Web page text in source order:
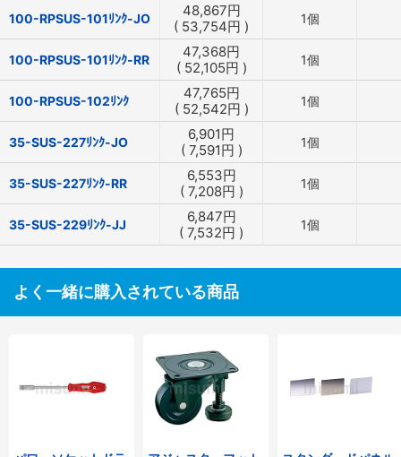
100-RPSUS-101ﾘﾝｸ-JO 48,867円
( 53,754円 ) 1個
100-RPSUS-101ﾘﾝｸ-RR 47,368円
( 52,105円 ) 1個
100-RPSUS-102ﾘﾝｸ 47,765円
( 52,542円 ) 1個
35-SUS-227ﾘﾝｸ-JO 6,901円
( 7,591円 ) 1個
35-SUS-227ﾘﾝｸ-RR 6,553円
( 7,208円 ) 1個
35-SUS-229ﾘﾝｸ-JJ 6,847円
( 7,532円 ) 1個
よく一緒に購入されている商品